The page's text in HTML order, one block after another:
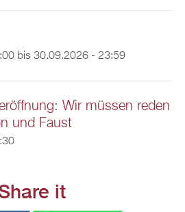
bis 30.09.2026 - 23:59
Wir müssen reden
und Faust
it